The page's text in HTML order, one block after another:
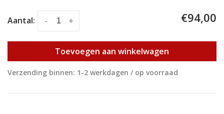
Aantal: +
- €94,00
Toevoegen aan winkelwagen
Verzending binnen: 1-2 werkdagen / op voorraad